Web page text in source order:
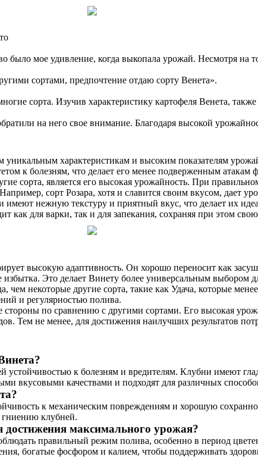
было мое удивление, когда выкопала урожай. Несмотря
сортами, предпочтение отдаю сорту Венета».
сорта. Изучив характеристику картофеля Венета,
на него свое внимание. Благодаря высокой
уникальным характеристикам и высоким показателям
к болезням, что делает его менее подверженным
сорта, является его высокая урожайность. При
сорт Розара, хотя и славится своим вкусом, дает
нежную текстуру и приятный вкус, что делает их
как для варки, так и для запекания, сохраняя при этом
высокую адаптивность. Он хорошо переносит как
избытка. Это делает Винету более универсальным выбором
чем некоторые другие сорта, такие как Удача, которые
и регулярностью полива.
по сравнению с другими сортами. Его высокая
Тем не менее, для достижения наилучших результатов
устойчивостью к болезням и вредителям. Клубни имеют
вкусовыми качествами и подходят для различных
к механическим повреждениям и хорошую
гниению клубней.
максимального урожая?
правильный режим полива, особенно в период
богатые фосфором и калием, чтобы поддерживать